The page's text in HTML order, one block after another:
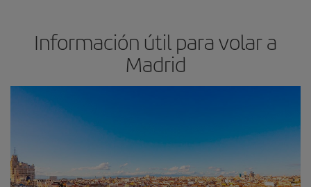
Información útil para volar a
Madrid